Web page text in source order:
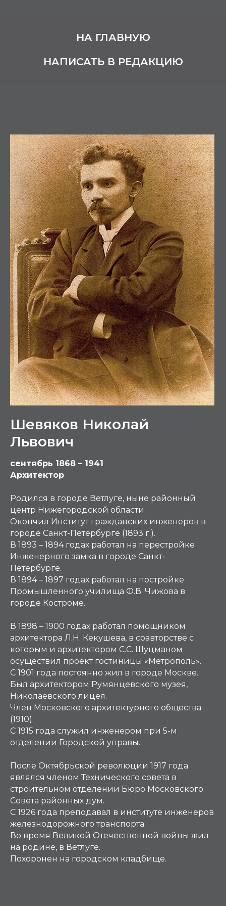
НА ГЛАВНУЮ
НАПИСАТЬ В РЕДАКЦИЮ
Шевяков Николай
Львович
сентябрь 1868 – 1941
Архитектор
Родился в городе Ветлуге, ныне районный
центр Нижегородской области.
Окончил Институт гражданских инженеров в
городе Санкт-Петербурге (1893 г.).
В 1893 – 1894 годах работал на перестройке
Инженерного замка в городе Санкт-
Петербурге.
В 1894 – 1897 годах работал на постройке
Промышленного училища Ф.В. Чижова в
городе Костроме.
В 1898 – 1900 годах работал помощником
архитектора Л.Н. Кекушева, в соавторстве с
которым и архитектором С.С. Шуцманом
осуществил проект гостиницы «Метрополь».
С 1901 года постоянно жил в городе Москве.
Был архитектором Румянцевского музея,
Николаевского лицея.
Член Московского архитектурного общества
(1910).
С 1915 года служил инженером при 5-м
отделении Городской управы.
После Октябрьской революции 1917 года
являлся членом Технического совета в
строительном отделении Бюро Московского
Совета районных дум.
С 1926 года преподавал в институте инженеров
железнодорожного транспорта.
Во время Великой Отечественной войны жил
на родине, в Ветлуге.
Похоронен на городском кладбище.